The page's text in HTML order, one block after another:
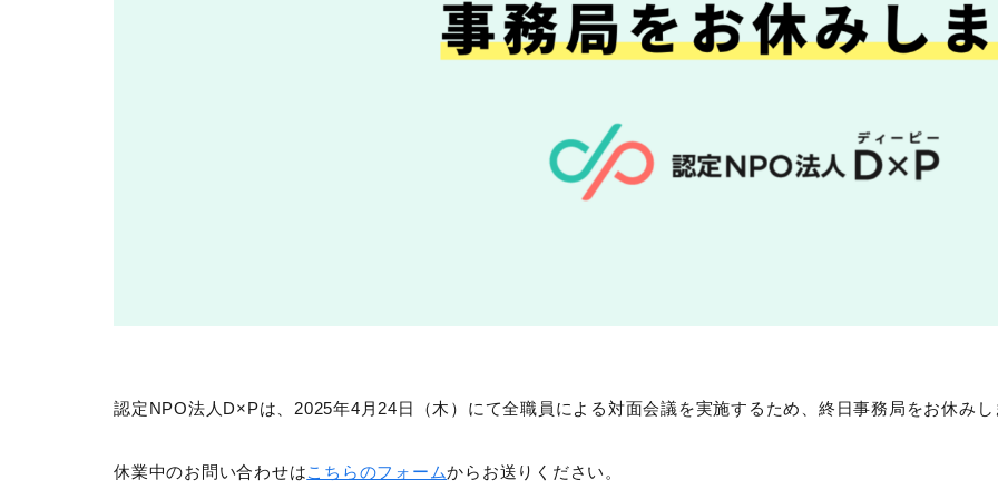
認定NPO法人D×Pは、2025年4月24日（木）にて全職員による対面会議を実施するため、終日事務局をお休みし
休業中のお問い合わせはこちらのフォームからお送りください。